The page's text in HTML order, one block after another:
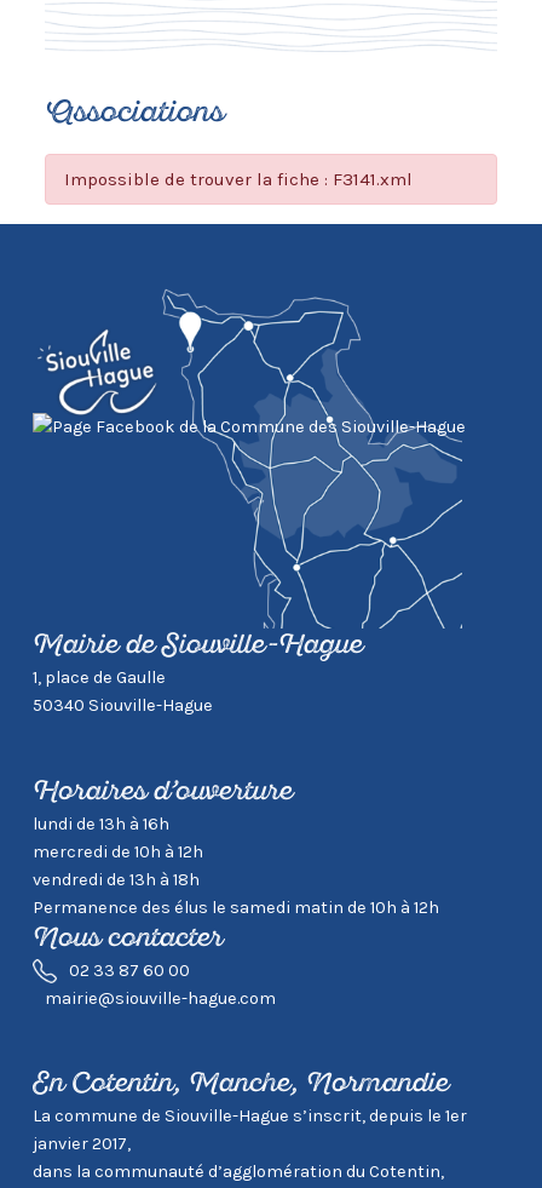
Associations
Impossible de trouver la fiche : F3141.xml
Mairie de Siouville-Hague
1, place de Gaulle
50340 Siouville-Hague
Horaires d’ouverture
lundi de 13h à 16h
mercredi de 10h à 12h
vendredi de 13h à 18h
Permanence des élus le samedi matin de 10h à 12h
Nous contacter
02 33 87 60 00
mairie@siouville-hague.com
En Cotentin, Manche, Normandie
La commune de Siouville-Hague s’inscrit, depuis le 1er
janvier 2017,
dans la communauté d’agglomération du Cotentin,